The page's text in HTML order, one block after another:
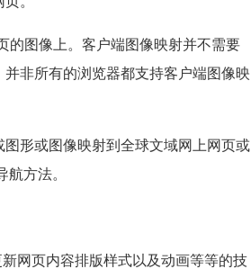
的图像上。客户端图像映射并不需要
非所有的浏览器都支持客户端图像映
形或图像映射到全球文域网上网页或
方法。
网页内容排版样式以及动画等等的技